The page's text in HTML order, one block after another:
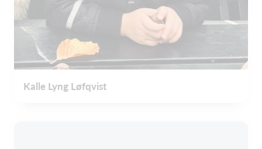
Kalle Lyng Løfqvist